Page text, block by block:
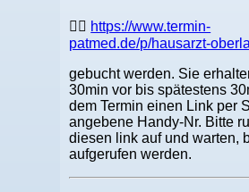
👉🏼 https://www.termin-
patmed.de/p/hausarzt-
gebucht werden. Sie
30min vor bis spätestens
dem Termin einen Link per
angebene Handy-Nr. Bitte
diesen link auf und warten,
aufgerufen werden.